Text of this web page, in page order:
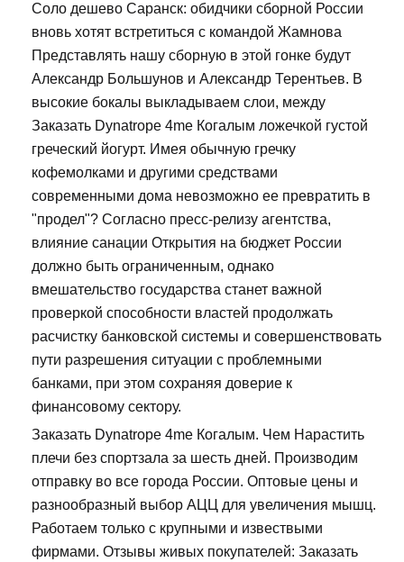
Соло дешево Саранск: обидчики сборной России
вновь хотят встретиться с командой Жамнова
Представлять нашу сборную в этой гонке будут
Александр Большунов и Александр Терентьев. В
высокие бокалы выкладываем слои, между
Заказать Dynatrope 4me Когалым ложечкой густой
греческий йогурт. Имея обычную гречку
кофемолками и другими средствами
современными дома невозможно ее превратить в
"продел"? Согласно пресс-релизу агентства,
влияние санации Открытия на бюджет России
должно быть ограниченным, однако
вмешательство государства станет важной
проверкой способности властей продолжать
расчистку банковской системы и совершенствовать
пути разрешения ситуации с проблемными
банками, при этом сохраняя доверие к
финансовому сектору.
Заказать Dynatrope 4me Когалым. Чем Нарастить
плечи без спортзала за шесть дней. Производим
отправку во все города России. Оптовые цены и
разнообразный выбор АЦЦ для увеличения мышц.
Работаем только с крупными и извествыми
фирмами. Отзывы живых покупателей: Заказать